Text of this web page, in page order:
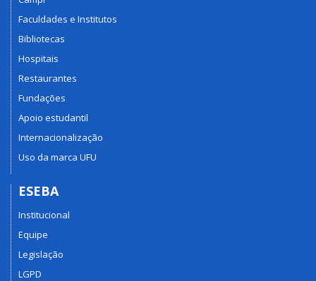
Faculdades e Institutos
Bibliotecas
Hospitais
Restaurantes
Fundações
Apoio estudantil
Internacionalização
Uso da marca UFU
ESEBA
Institucional
Equipe
Legislação
LGPD